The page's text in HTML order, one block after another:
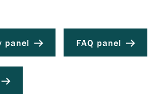
panel FAQ panel